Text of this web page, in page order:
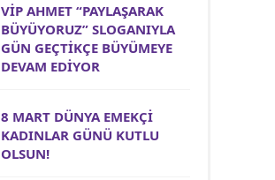
VİP AHMET “PAYLAŞARAK
BÜYÜYORUZ” SLOGANIYLA
GÜN GEÇTİKÇE BÜYÜMEYE
DEVAM EDİYOR
8 MART DÜNYA EMEKÇİ
KADINLAR GÜNÜ KUTLU
OLSUN!